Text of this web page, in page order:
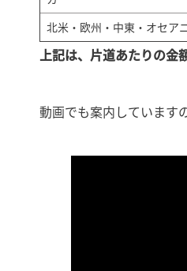
北米・欧州・中東・オセア
上記は、片道あたりの金
動画でも案内しています